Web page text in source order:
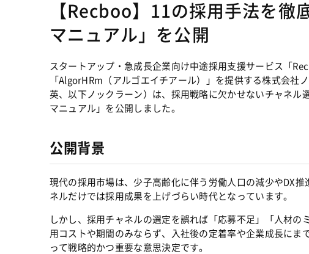
【Recboo】11の採用手法を徹
マニュアル」を公開
スタートアップ・急成長企業向け中途採用支援サービス「
「AlgorHRm（アルゴエイチアール）」を提供する株式会
英、以下ノックラーン）は、採用戦略に欠かせないチャネ
マニュアル」を公開しました。
公開背景
現代の採用市場は、少子高齢化に伴う労働人口の減少やDX
ネルだけでは採用成果を上げづらい時代となっています。
しかし、採用チャネルの選定を誤れば「応募不足」「人材
用コストや期間のみならず、入社後の定着率や企業成長に
って戦略的かつ重要な意思決定です。